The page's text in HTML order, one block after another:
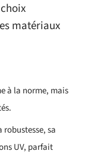
matériaux
à la norme, mais
robustesse, sa
UV, parfait